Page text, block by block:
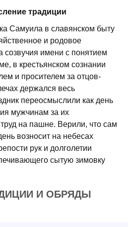
традиции
Самуила в славянском быту
и родовое
созвучия имени с понятием
в крестьянском сознании
и просителем за отцов-
держался весь
переосмыслили как день
мужчинам за их
на пашне. Верили, что сам
возносит на небесах
рук и долголетии
сытую зимовку
И ОБРЯДЫ